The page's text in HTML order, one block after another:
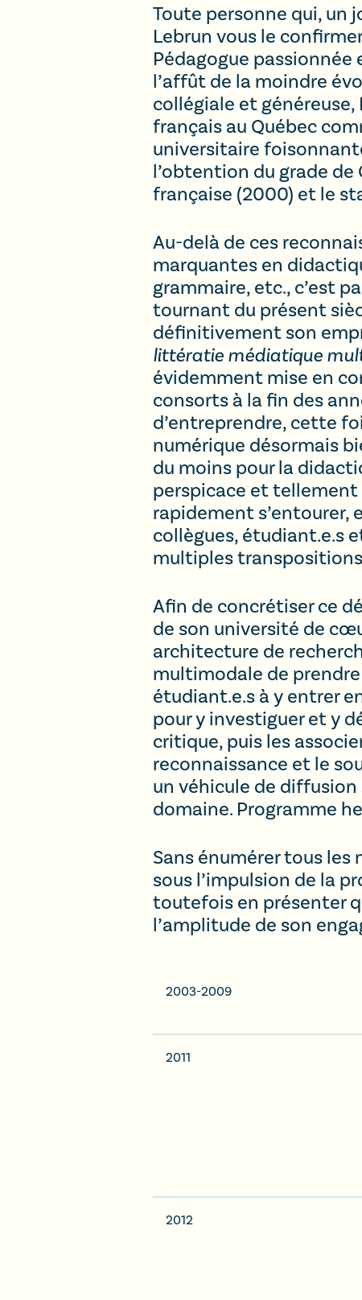
Toute personne qui, un
Lebrun vous le
Pédagogue
l’affût de la moindre
collégiale et
français au Québec
universitaire
l’obtention du grade de
française (2000) et le
Au-delà de ces
marquantes en
grammaire, etc., c’est
tournant du présent
définitivement son
littératie médiatique
évidemment mise en
consorts à la fin des
d’entreprendre, cette
numérique désormais
du moins pour la
perspicace et
rapidement s’entourer,
collègues, étudiant.e.s
multiples
Afin de concrétiser ce
de son université de
architecture de
multimodale de
étudiant.e.s à y entrer
pour y investiguer et y
critique, puis les
reconnaissance et le
un véhicule de
domaine. Programme
Sans énumérer tous les
sous l’impulsion de la
toutefois en présenter
l’amplitude de son
2003-2009
2011
2012